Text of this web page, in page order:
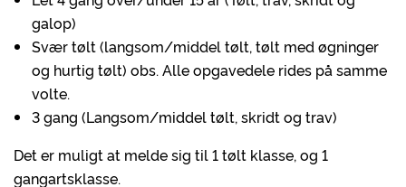
galop)
Svær tølt (langsom/middel tølt, tølt med øgninger
og hurtig tølt) obs. Alle opgavedele rides på samme
volte.
3 gang (Langsom/middel tølt, skridt og trav)
Det er muligt at melde sig til 1 tølt klasse, og 1
gangartsklasse.